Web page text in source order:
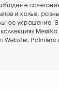
и колье,
украшение.
Webster, Palmiero